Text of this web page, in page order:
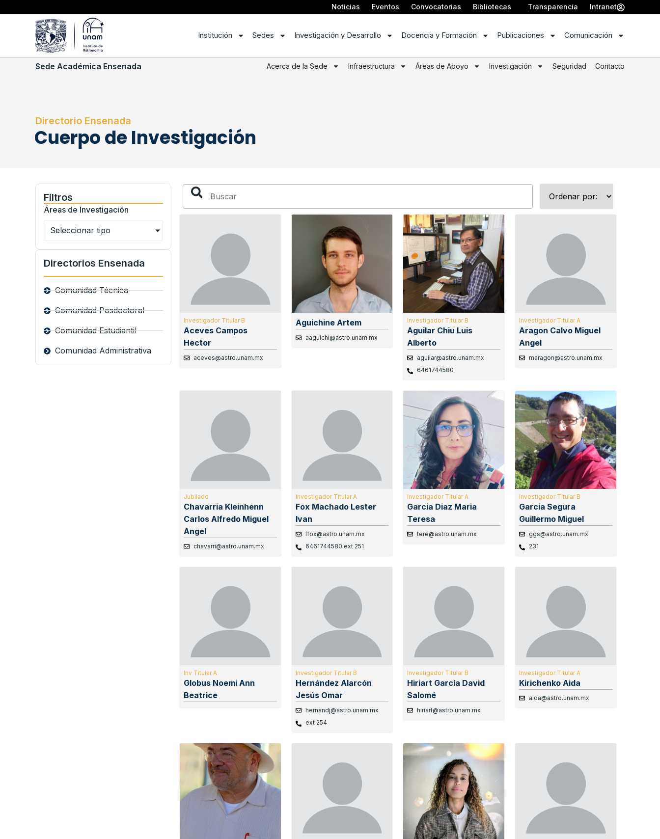
Noticias Eventos Convocatorias Bibliotecas Transparencia Intranet
Institución Sedes Investigación y Desarrollo Docencia y Formación Publicaciones Comunicación
Sede Académica Ensenada Acerca de la Sede Infraestructura Áreas de Apoyo Investigación Seguridad Contacto
Directorio Ensenada
Cuerpo de Investigación
Filtros
Áreas de Investigación
Seleccionar tipo
Directorios Ensenada
Comunidad Técnica
Comunidad Posdoctoral
Comunidad Estudiantil
Comunidad Administrativa
Investigador Titular B
Aceves Campos
Hector
aceves@astro.unam.mx
Aguichine Artem
aaguichi@astro.unam.mx
Investigador Titular B
Aguilar Chiu Luis
Alberto
aguilar@astro.unam.mx
6461744580
Investigador Titular A
Aragon Calvo Miguel
Angel
maragon@astro.unam.mx
Jubilado
Chavarria Kleinhenn
Carlos Alfredo Miguel
Angel
chavarri@astro.unam.mx
Investigador Titular A
Fox Machado Lester
Ivan
lfox@astro.unam.mx
6461744580 ext 251
Investigador Titular A
Garcia Diaz Maria
Teresa
tere@astro.unam.mx
Investigador Titular B
Garcia Segura
Guillermo Miguel
ggs@astro.unam.mx
231
Inv Titular A
Globus Noemi Ann
Beatrice
Investigador Titular B
Hernández Alarcón
Jesús Omar
hernandj@astro.unam.mx
ext 254
Investigador Titular B
Hiriart García David
Salomé
hiriart@astro.unam.mx
Investigador Titular A
Kirichenko Aida
aida@astro.unam.mx